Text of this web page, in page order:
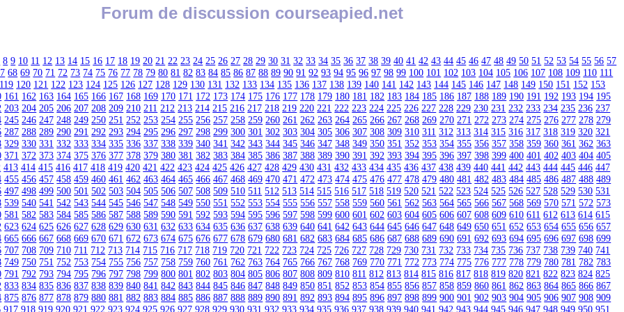
Forum de discussion courseapied.net
8 9 10 11 12 13 14 15 16 17 18 19 20 21 22 23 24 25 26 27 28 29 30 31 32 33 34 35 36 37 38 39 40 41 42 43 44 45 46 47 48 49 50 51 52 53 54 55 56 57
68 69 70 71 72 73 74 75 76 77 78 79 80 81 82 83 84 85 86 87 88 89 90 91 92 93 94 95 96 97 98 99 100 101 102 103 104 105 106 107 108 109 110 111
119 120 121 122 123 124 125 126 127 128 129 130 131 132 133 134 135 136 137 138 139 140 141 142 143 144 145 146 147 148 149 150 151 152 153
161 162 163 164 165 166 167 168 169 170 171 172 173 174 175 176 177 178 179 180 181 182 183 184 185 186 187 188 189 190 191 192 193 194 195
203 204 205 206 207 208 209 210 211 212 213 214 215 216 217 218 219 220 221 222 223 224 225 226 227 228 229 230 231 232 233 234 235 236 237
245 246 247 248 249 250 251 252 253 254 255 256 257 258 259 260 261 262 263 264 265 266 267 268 269 270 271 272 273 274 275 276 277 278 279
287 288 289 290 291 292 293 294 295 296 297 298 299 300 301 302 303 304 305 306 307 308 309 310 311 312 313 314 315 316 317 318 319 320 321
329 330 331 332 333 334 335 336 337 338 339 340 341 342 343 344 345 346 347 348 349 350 351 352 353 354 355 356 357 358 359 360 361 362 363
371 372 373 374 375 376 377 378 379 380 381 382 383 384 385 386 387 388 389 390 391 392 393 394 395 396 397 398 399 400 401 402 403 404 405
413 414 415 416 417 418 419 420 421 422 423 424 425 426 427 428 429 430 431 432 433 434 435 436 437 438 439 440 441 442 443 444 445 446 447
455 456 457 458 459 460 461 462 463 464 465 466 467 468 469 470 471 472 473 474 475 476 477 478 479 480 481 482 483 484 485 486 487 488 489
497 498 499 500 501 502 503 504 505 506 507 508 509 510 511 512 513 514 515 516 517 518 519 520 521 522 523 524 525 526 527 528 529 530 531
539 540 541 542 543 544 545 546 547 548 549 550 551 552 553 554 555 556 557 558 559 560 561 562 563 564 565 566 567 568 569 570 571 572 573
581 582 583 584 585 586 587 588 589 590 591 592 593 594 595 596 597 598 599 600 601 602 603 604 605 606 607 608 609 610 611 612 613 614 615
623 624 625 626 627 628 629 630 631 632 633 634 635 636 637 638 639 640 641 642 643 644 645 646 647 648 649 650 651 652 653 654 655 656 657
665 666 667 668 669 670 671 672 673 674 675 676 677 678 679 680 681 682 683 684 685 686 687 688 689 690 691 692 693 694 695 696 697 698 699
707 708 709 710 711 712 713 714 715 716 717 718 719 720 721 722 723 724 725 726 727 728 729 730 731 732 733 734 735 736 737 738 739 740 741
749 750 751 752 753 754 755 756 757 758 759 760 761 762 763 764 765 766 767 768 769 770 771 772 773 774 775 776 777 778 779 780 781 782 783
791 792 793 794 795 796 797 798 799 800 801 802 803 804 805 806 807 808 809 810 811 812 813 814 815 816 817 818 819 820 821 822 823 824 825
833 834 835 836 837 838 839 840 841 842 843 844 845 846 847 848 849 850 851 852 853 854 855 856 857 858 859 860 861 862 863 864 865 866 867
875 876 877 878 879 880 881 882 883 884 885 886 887 888 889 890 891 892 893 894 895 896 897 898 899 900 901 902 903 904 905 906 907 908 909
917 918 919 920 921 922 923 924 925 926 927 928 929 930 931 932 933 934 935 936 937 938 939 940 941 942 943 944 945 946 947 948 949 950 951